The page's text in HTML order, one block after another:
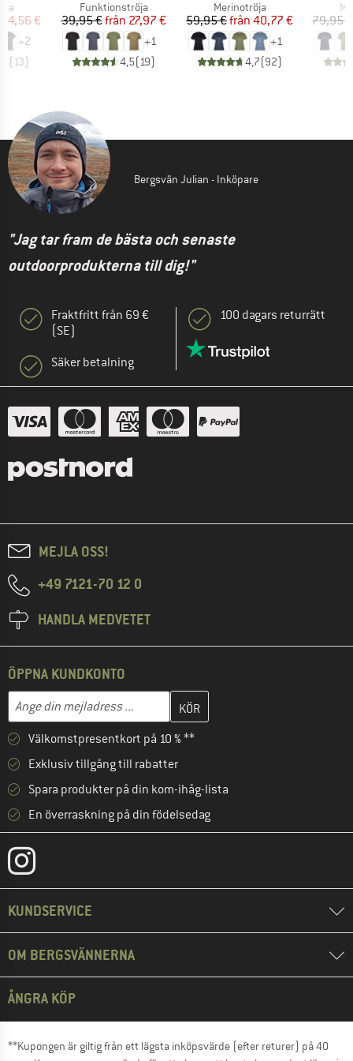
pris
54,56 €
+2
(13)
Produktgrupp
Funktionströja
Pris
39,95 € Reducerat pris
från 27,97 €
+1
4,5(19)
Produktgrupp
Merinotröja
Pris
59,95 € Reducerat pris
från 40,77 €
+1
4,7(92)
79,95 €
Bergsvän Julian - Inköpare
"Jag tar fram de bästa och senaste
outdoorprodukterna till dig!"
Fraktfritt från 69 €
(SE)
Säker betalning
100 dagars returrätt
MEJLA OSS!
+49 7121-70 12 0
HANDLA MEDVETET
ÖPPNA KUNDKONTO
Mejladress
Skriv in din e-postadress här och skapa ditt kundkonto i nästa
Välkomstpresentkort på 10 % **
Exklusiv tillgång till rabatter
Spara produkter på din kom-ihåg-lista
En överraskning på din födelsedag
KUNDSERVICE
OM BERGSVÄNNERNA
ÅNGRA KÖP
**Kupongen är giltig från ett lägsta inköpsvärde (efter returer) på 40